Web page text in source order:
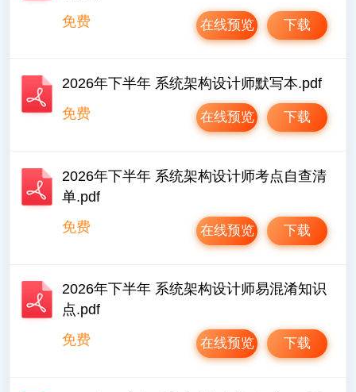
免费
下载
在线预览
2026年下半年 系统架构设计师默写本.pdf
免费
下载
在线预览
2026年下半年 系统架构设计师考点自查清
单.pdf
免费
下载
在线预览
2026年下半年 系统架构设计师易混淆知识
点.pdf
免费
下载
在线预览